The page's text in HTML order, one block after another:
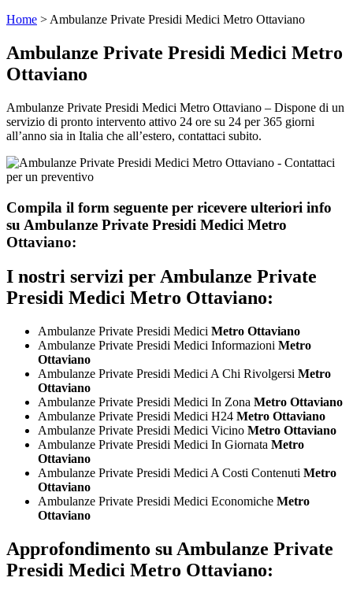
Home > Ambulanze Private Presidi Medici Metro Ottaviano
Ambulanze Private Presidi Medici Metro
Ottaviano
Ambulanze Private Presidi Medici Metro Ottaviano – Dispone di un
servizio di pronto intervento attivo 24 ore su 24 per 365 giorni
all’anno sia in Italia che all’estero, contattaci subito.
Compila il form seguente per ricevere ulteriori info
su Ambulanze Private Presidi Medici Metro
Ottaviano:
I nostri servizi perAmbulanze Private
Presidi Medici Metro Ottaviano:
Ambulanze Private Presidi Medici Metro Ottaviano
Ambulanze Private Presidi Medici Informazioni Metro
Ottaviano
Ambulanze Private Presidi Medici A Chi Rivolgersi Metro
Ottaviano
Ambulanze Private Presidi Medici In Zona Metro Ottaviano
Ambulanze Private Presidi Medici H24 Metro Ottaviano
Ambulanze Private Presidi Medici Vicino Metro Ottaviano
Ambulanze Private Presidi Medici In Giornata Metro
Ottaviano
Ambulanze Private Presidi Medici A Costi Contenuti Metro
Ottaviano
Ambulanze Private Presidi Medici Economiche Metro
Ottaviano
Approfondimento suAmbulanze Private
Presidi Medici Metro Ottaviano: